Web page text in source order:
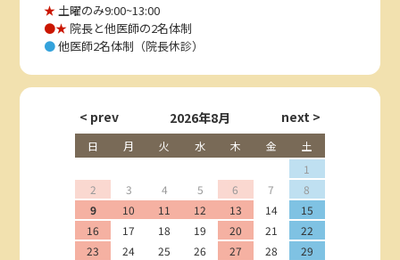
★土曜のみ9:00~13:00
●★ 院長と他医師の2名体制
●他医師2名体制（院長休診）
2026年8月
日 月 火 水 木 金
土
1
2
3 4 5 6 7
8
9
10 11 12 13 14
15
16
17 18 19 20 21
22
23
24 25 26 27 28
29